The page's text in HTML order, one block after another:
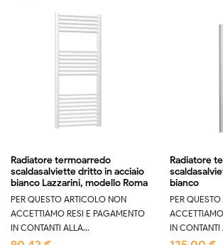
Radiatore termoarredo
scaldasalviette dritto in acciaio
bianco Lazzarini, modello Roma
PER QUESTO ARTICOLO NON
ACCETTIAMO RESI E PAGAMENTO
IN CONTANTI ALLA...
Radiatore
bianco
PER
IN CONTANTI